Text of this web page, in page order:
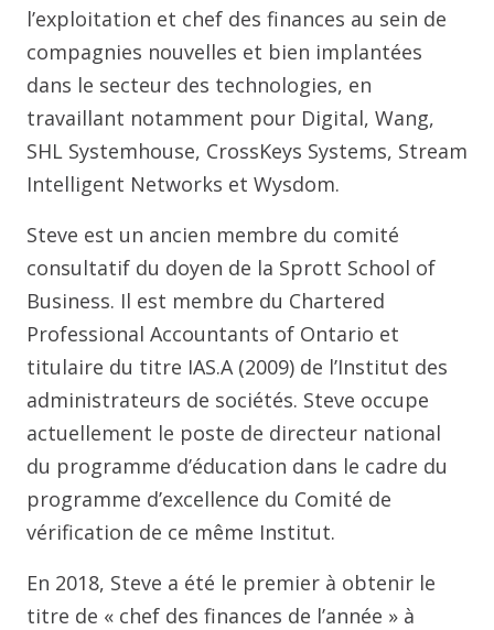
l’exploitation et chef des finances au sein de
compagnies nouvelles et bien implantées
dans le secteur des technologies, en
travaillant notamment pour Digital, Wang,
SHL Systemhouse, CrossKeys Systems, Stream
Intelligent Networks et Wysdom.
Steve est un ancien membre du comité
consultatif du doyen de la Sprott School of
Business. Il est membre du Chartered
Professional Accountants of Ontario et
titulaire du titre IAS.A (2009) de l’Institut des
administrateurs de sociétés. Steve occupe
actuellement le poste de directeur national
du programme d’éducation dans le cadre du
programme d’excellence du Comité de
vérification de ce même Institut.
En 2018, Steve a été le premier à obtenir le
titre de « chef des finances de l’année » à